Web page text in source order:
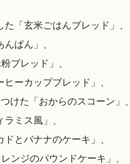
「玄米ごはんブレッド」、
ぱん」、
ブレッド」、
ーカップブレッド」、
けた「おからのスコーン」、
ミス風」、
とバナナのケーキ」、
ンジのパウンドケーキ」、